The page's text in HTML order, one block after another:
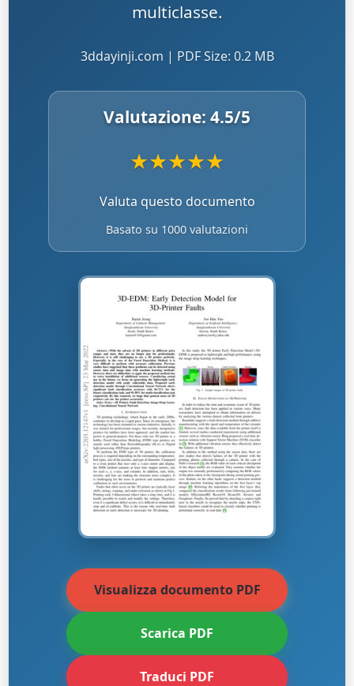
multiclasse.
3ddayinji.com | PDF Size: 0.2 MB
Valutazione: 4.5/5
★★★★★
Valuta questo documento
Basato su 1000 valutazioni
Visualizza documento PDF
Scarica PDF
Traduci PDF